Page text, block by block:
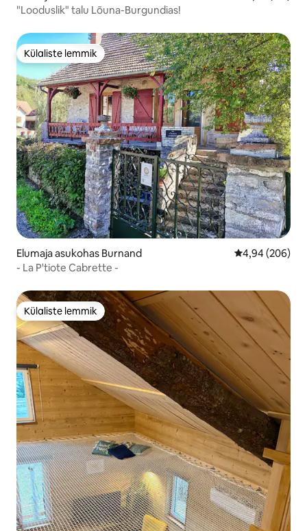
"Looduslik" talu Lõuna-Burgundias!
Külaliste lemmik
Külaliste lemmik
Elumaja asukohas Burnand Keskmine
4,94 (206)
- La P'tiote Cabrette -
Külaliste lemmik
Külaliste lemmik